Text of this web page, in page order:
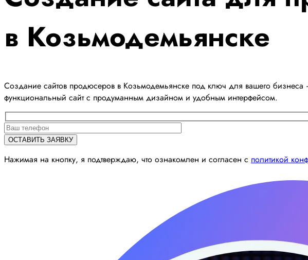
в Козьмодемьянске
Создание сайтов продюсеров в Козьмодемьянске под ключ для вашего
функциональный сайт с продуманным дизайном и удобным интерфейсом.
Нажимая на кнопку, я подтверждаю, что ознакомлен и согласен с политикой